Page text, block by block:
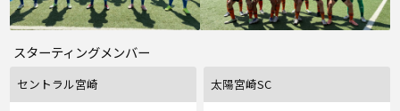
スターティングメンバー
セントラル宮崎 太陽宮崎SC